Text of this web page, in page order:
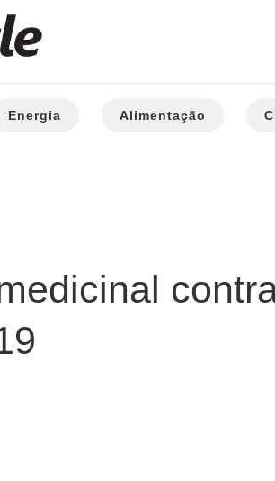
Energia Alimentação